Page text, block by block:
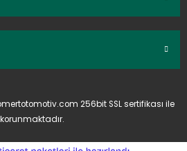
256bit SSL sertifikası ile
korunmaktadır.